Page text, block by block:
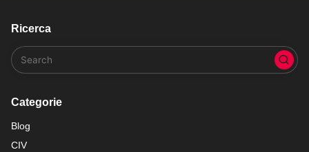
Ricerca
Categorie
Blog
CIV